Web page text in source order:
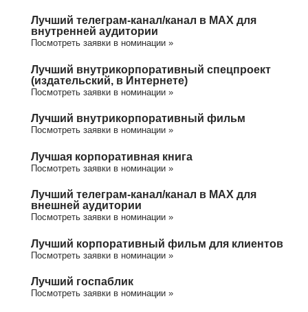
Лучший телеграм-канал/канал в МАХ для
внутренней аудитории
Посмотреть заявки в номинации »
Лучший внутрикорпоративный спецпроект
(издательский, в Интернете)
Посмотреть заявки в номинации »
Лучший внутрикорпоративный фильм
Посмотреть заявки в номинации »
Лучшая корпоративная книга
Посмотреть заявки в номинации »
Лучший телеграм-канал/канал в МАХ для
внешней аудитории
Посмотреть заявки в номинации »
Лучший корпоративный фильм для клиентов
Посмотреть заявки в номинации »
Лучший госпаблик
Посмотреть заявки в номинации »